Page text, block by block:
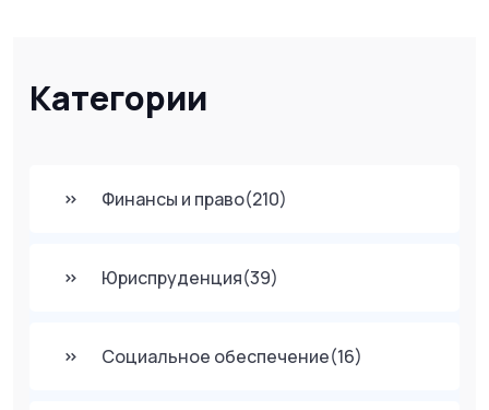
Категории
Финансы и право(210)
Юриспруденция(39)
Социальное обеспечение(16)